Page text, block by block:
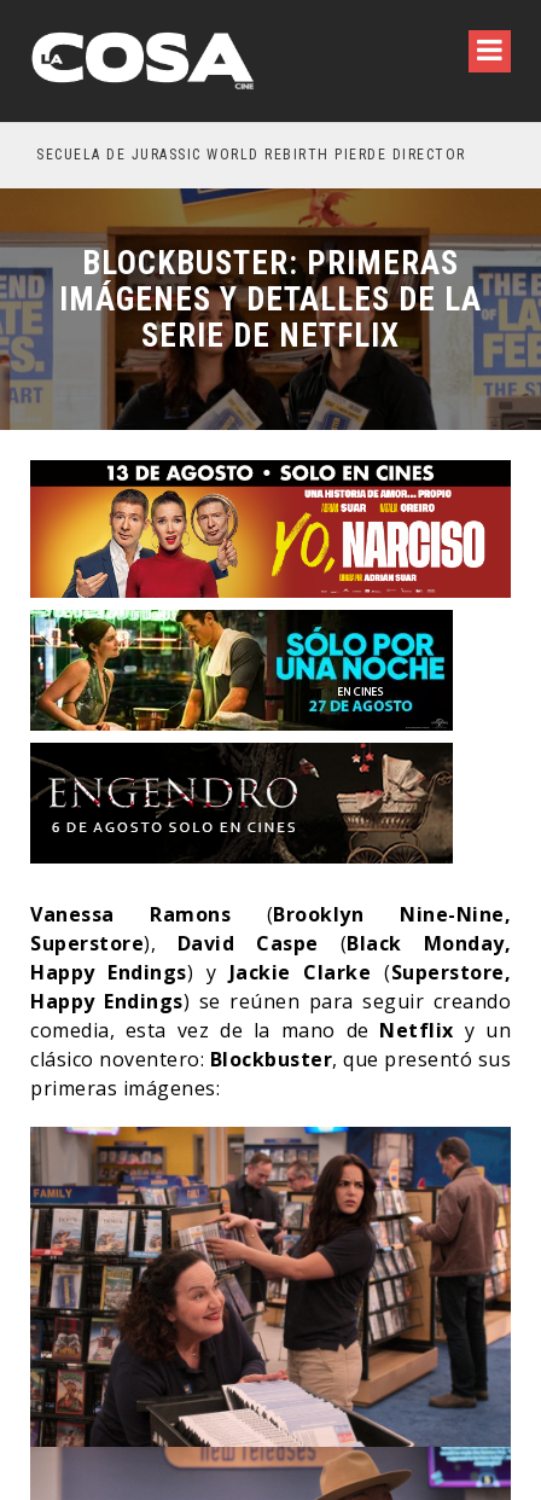
SECUELA DE JURASSIC WORLD REBIRTH PIERDE DIRECTOR
BLOCKBUSTER: PRIMERAS
IMÁGENES Y DETALLES DE LA
SERIE DE NETFLIX
Vanessa Ramons (Brooklyn Nine-Nine,
Superstore), David Caspe (Black Monday,
Happy Endings) y Jackie Clarke (Superstore,
Happy Endings) se reúnen para seguir creando
comedia, esta vez de la mano de Netflix y un
clásico noventero: Blockbuster, que presentó sus
primeras imágenes: